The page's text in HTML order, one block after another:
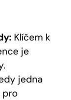
Klíčem k
je
jedna
pro